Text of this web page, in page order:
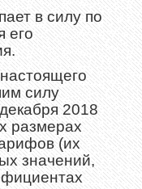
в силу по
его
силу
2018
размерах
(их
значений,